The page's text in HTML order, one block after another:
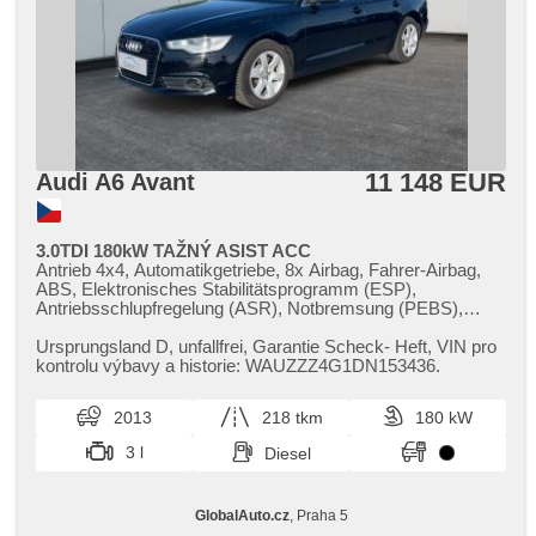
LED Leuchte, Scheinwerferwaschanlagen, Start-Stop
System, USB, Autoradio, digitální příjem rádia (DAB),
Außenthermometer, beheizte Spiegel, Teilbare
Rücksitzbank, zadní loketní opěrka, Innenthermometer,
Heckscheibenwischer, Längssitzvorschub, Ausziehbare
Kopflehnen, El. Anlasser, Garantie, digitální přístrojová
deska, wifi hotspot
Audi A6 Avant 11 148 EUR
3.0TDI 180kW TAŽNÝ ASIST ACC
Antrieb 4x4, Automatikgetriebe, 8x Airbag, Fahrer-Airbag,
ABS, Elektronisches Stabilitätsprogramm (ESP),
Antriebsschlupfregelung (ASR), Notbremsung (PEBS),
limitu (SLIF), Uhr Spur, automatisch im Berg bremsen ,
Fahrgestell Steifheitsregelung, autom. Sperrdiferential,
Klimaautomatik, Adaptive Geschwindigkeitsregelung,
Tempomat, Bi Xenon-Scheinwerfer, Schaltflutlicht, täglich
Leuchten, LED denní svícení, Alufelgen, erfüllt 'EURO V',
Bordcomputer, hlasové ovládání palubního počítače, volba
Fahrkamera, bezklíčové startování, bezklíčové odemykání,
Ursprungsland D,​ unfallfrei,​ Garantie Scheck​- Heft,​ VIN pro
kontrolu výbavy a historie: WAUZZZ4G1DN153436.
2013 218 tkm
180 kW
3 l
Diesel
GlobalAuto.cz, Praha 5